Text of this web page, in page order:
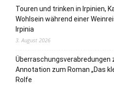
Touren und trinken in Irpinien,
Wohlsein während einer
Irpinia
3. August 2026
Überraschungsverabredungen
Annotation zum Roman „Das
Rolfe